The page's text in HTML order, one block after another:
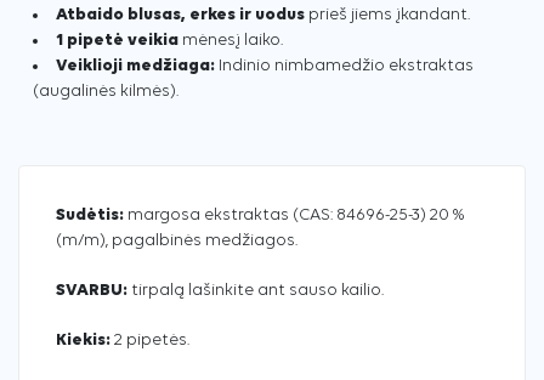
Atbaido blusas, erkes ir uodus prieš jiems įkandant.
1 pipetė veikia mėnesį laiko.
Veiklioji medžiaga: Indinio nimbamedžio ekstraktas
(augalinės kilmės).
Sudėtis: margosa ekstraktas (CAS: 84696-25-3) 20 %
(m/m), pagalbinės medžiagos.
SVARBU: tirpalą lašinkite ant sauso kailio.
Kiekis: 2 pipetės.